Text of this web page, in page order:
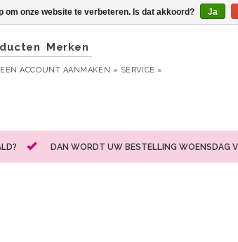
Merken
EEN ACCOUNT AANMAKEN » SERVICE »
DAN WORDT UW BESTELLING WOENSDAG
om onze website te verbeteren. Is dat akkoord? Ja